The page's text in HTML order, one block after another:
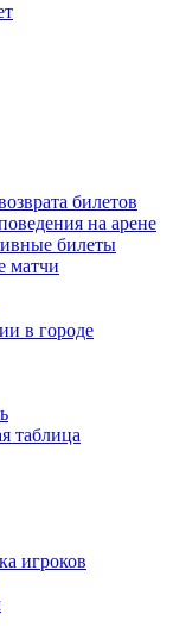
билетов
на арене
билеты
матчи
в городе
таблица
игроков